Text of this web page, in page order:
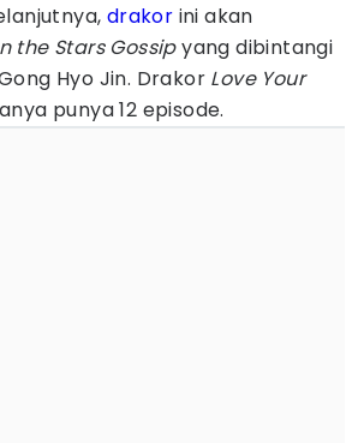
drakor ini akan
the Stars Gossipyang dibintangi
Hyo Jin. Drakor Love Your
punya 12 episode.